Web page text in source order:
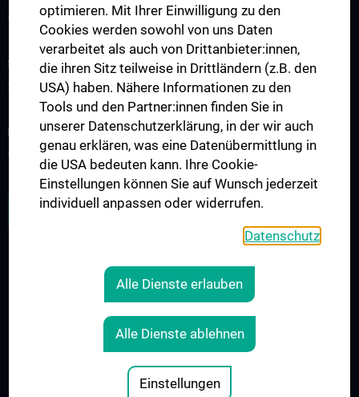
Online Trainingsprogramm
STUDIUM, AUS- UND WEITERBILDUNG
Studium
FORSCHUNG
Wissenschaft & Forschung
ZU DEN OFFENEN STELLEN
MEDUNI WIEN TRAUERT UM ENGELBERT HARTTER
COOKIE-EINSTELLUNGEN
optimieren. Mit Ihrer Einwilligung zu den
Cookies werden sowohl von uns Daten
verarbeitet als auch von Drittanbieter:innen,
die ihren Sitz teilweise in Drittländern (z.B. den
USA) haben. Nähere Informationen zu den
Tools und den Partner:innen finden Sie in
unserer Datenschutzerklärung, in der wir auch
genau erklären, was eine Datenübermittlung in
die USA bedeuten kann. Ihre Cookie-
Einstellungen können Sie auf Wunsch jederzeit
individuell anpassen oder widerrufen.
Datenschutz
Alle Dienste erlauben
Alle Dienste ablehnen
Einstellungen